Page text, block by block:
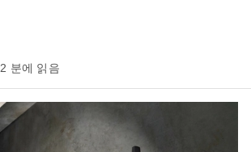
2 분에 읽음